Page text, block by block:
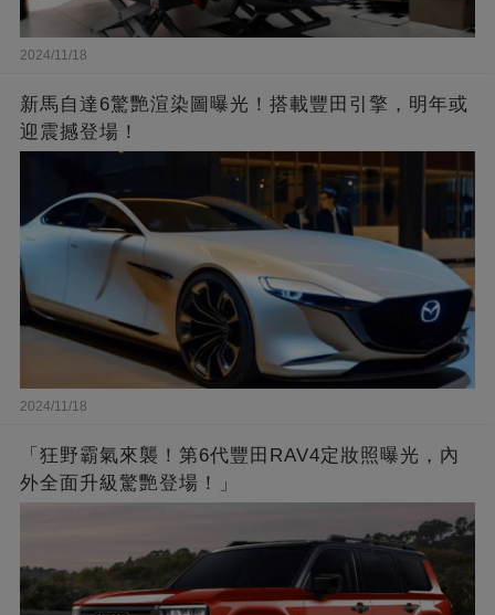
2024/11/18
新馬自達6驚艷渲染圖曝光！搭載豐田引擎，明年或
迎震撼登場！
2024/11/18
「狂野霸氣來襲！第6代豐田RAV4定妝照曝光，內
外全面升級驚艷登場！」